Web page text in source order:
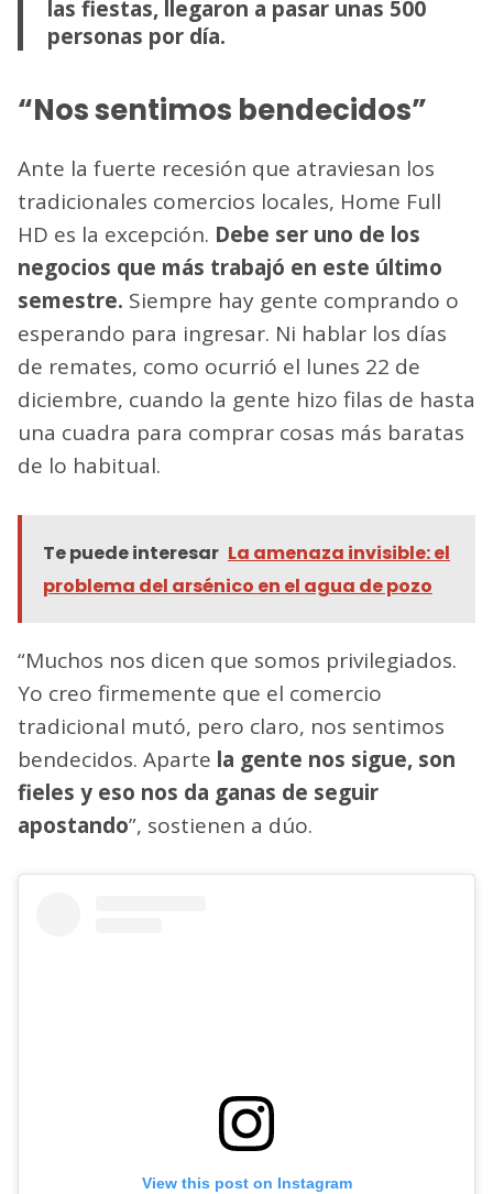
las fiestas, llegaron a pasar unas 500
personas por día.
“Nos sentimos bendecidos”
Ante la fuerte recesión que atraviesan los
tradicionales comercios locales, Home Full
HD es la excepción. Debe ser uno de los
negocios que más trabajó en este último
semestre. Siempre hay gente comprando o
esperando para ingresar. Ni hablar los días
de remates, como ocurrió el lunes 22 de
diciembre, cuando la gente hizo filas de hasta
una cuadra para comprar cosas más baratas
de lo habitual.
Te puede interesar La amenaza invisible: el
problema del arsénico en el agua de pozo
“Muchos nos dicen que somos privilegiados.
Yo creo firmemente que el comercio
tradicional mutó, pero claro, nos sentimos
bendecidos. Aparte la gente nos sigue, son
fieles y eso nos da ganas de seguir
apostando”, sostienen a dúo.
View this post on Instagram